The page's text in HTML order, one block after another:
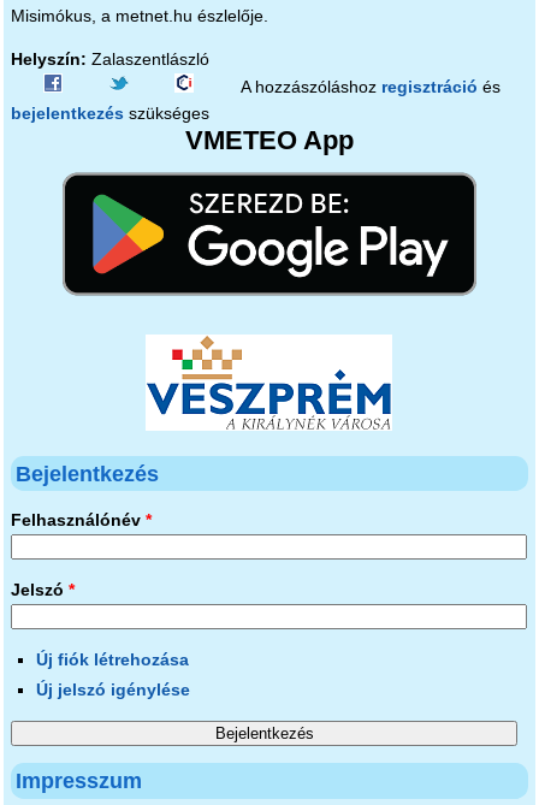
Misimókus, a metnet.hu észlelője.
Helyszín: Zalaszentlászló
A hozzászóláshoz regisztráció és
bejelentkezés szükséges
VMETEO App
Bejelentkezés
Felhasználónév *
Jelszó *
Új fiók létrehozása
Új jelszó igénylése
Impresszum